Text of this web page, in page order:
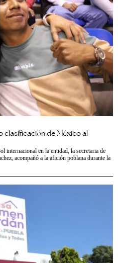
clasificación de México al
internacional en la entidad, la secretaria de
acompañó a la afición poblana durante la